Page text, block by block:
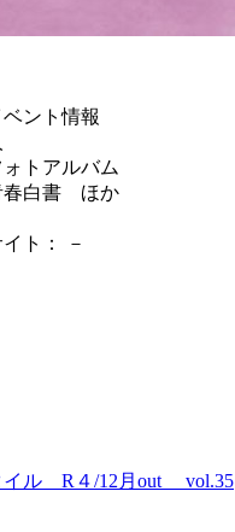
ベント情報
ォトアルバム
春白書 ほか
ト： －
イル R４/12月out vol.35